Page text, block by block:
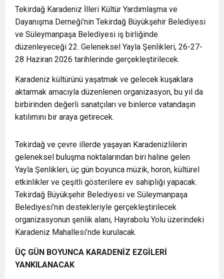
Tekirdağ Karadeniz İlleri Kültür Yardımlaşma ve
Dayanışma Derneği’nin Tekirdağ Büyükşehir Belediyesi
ve Süleymanpaşa Belediyesi iş birliğinde
düzenleyeceği 22. Geleneksel Yayla Şenlikleri, 26-27-
28 Haziran 2026 tarihlerinde gerçekleştirilecek.
Karadeniz kültürünü yaşatmak ve gelecek kuşaklara
aktarmak amacıyla düzenlenen organizasyon, bu yıl da
birbirinden değerli sanatçıları ve binlerce vatandaşın
katılımını bir araya getirecek.
Tekirdağ ve çevre illerde yaşayan Karadenizlilerin
geleneksel buluşma noktalarından biri haline gelen
Yayla Şenlikleri, üç gün boyunca müzik, horon, kültürel
etkinlikler ve çeşitli gösterilere ev sahipliği yapacak.
Tekirdağ Büyükşehir Belediyesi ve Süleymanpaşa
Belediyesi’nin destekleriyle gerçekleştirilecek
organizasyonun şenlik alanı, Hayrabolu Yolu üzerindeki
Karadeniz Mahallesi’nde kurulacak.
ÜÇ GÜN BOYUNCA KARADENİZ EZGİLERİ
YANKILANACAK